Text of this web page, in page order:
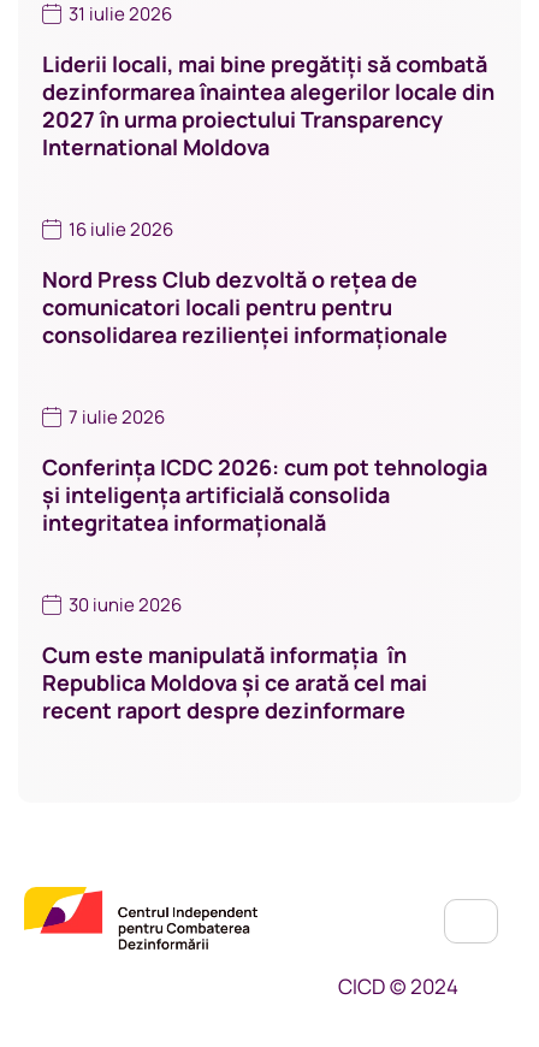
31 iulie 2026
Liderii locali, mai bine pregătiți să combată
dezinformarea înaintea alegerilor locale din
2027 în urma proiectului Transparency
International Moldova
16 iulie 2026
Nord Press Club dezvoltă o rețea de
comunicatori locali pentru pentru
consolidarea rezilienței informaționale
7 iulie 2026
Conferința ICDC 2026: cum pot tehnologia
și inteligența artificială consolida
integritatea informațională
30 iunie 2026
Cum este manipulată informația în
Republica Moldova și ce arată cel mai
recent raport despre dezinformare
CICD (c) 2024